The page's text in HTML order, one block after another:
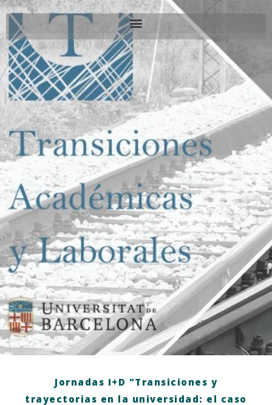
Jornadas I+D "Transiciones y
trayectorias en la universidad: el caso